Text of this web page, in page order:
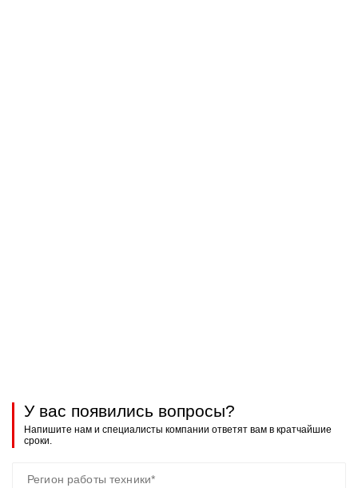
У вас появились вопросы?
Напишите нам и специалисты компании ответят вам в кратчайшие
сроки.